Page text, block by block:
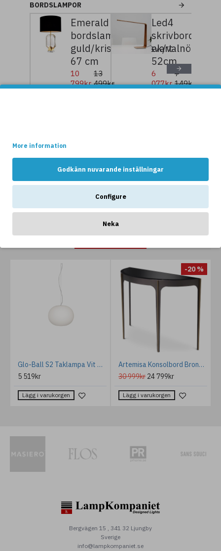
More information
Godkänn nuvarande inställningar
Configure
Neka
BORDSLAMPOR
Emerald
bordslampa
guld/kristallglas/svart
67 cm
10
799kr
13
499kr
Led4
ek/valnöt/
52cm
6
077kr
7
149kr
NYHETER
Glo-Ball S2 Taklampa Vit Glas 45cm
5 519kr
Lägg i varukorgen
-20 %
Artemisa Konsolbord Brons/Glas 102.5 cm
30 999kr 24 799kr
Lägg i varukorgen
Bergvägen 15 , 341 32 Ljungby
Sverige
info@lampkompaniet.se